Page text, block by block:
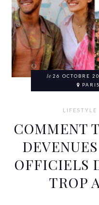
le 26 OCTOBRE
PARIS
LIFESTYLE
COMMENT
OFFICIELS
TROP